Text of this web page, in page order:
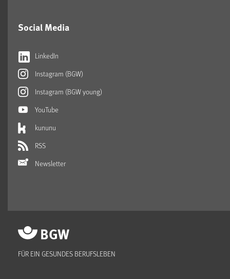
Social Media
LinkedIn
Instagram (BGW)
Instagram (BGW young)
YouTube
kununu
RSS
Newsletter
FÜR EIN GESUNDES BERUFSLEBEN